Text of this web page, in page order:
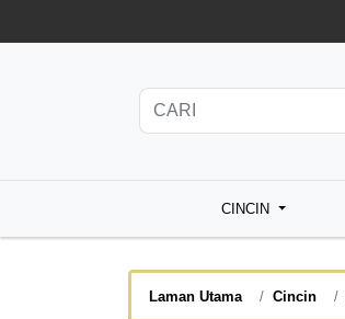
CINCIN
Laman Utama Cincin